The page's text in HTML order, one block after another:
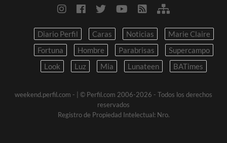
Diario Perfil Caras Noticias
Marie Claire
Fortuna
Hombre Parabrisas
Supercampo
Look
Luz Mia Lunateen BATimes
weekend.perfil.com -
| © Perfil.com 2006-2026 - Todos los derechos
reservados
Registro de Propiedad Intelectual: Nro.